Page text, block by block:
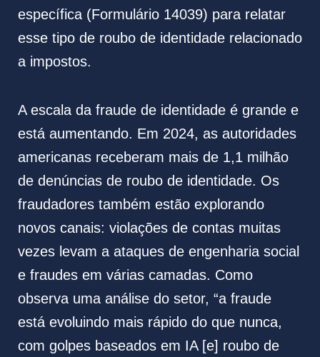
específica (Formulário 14039) para relatar
esse tipo de roubo de identidade relacionado
a impostos.
A escala da fraude de identidade é grande e
está aumentando. Em 2024, as autoridades
americanas receberam mais de 1,1 milhão
de denúncias de roubo de identidade. Os
fraudadores também estão explorando
novos canais: violações de contas muitas
vezes levam a ataques de engenharia social
e fraudes em várias camadas. Como
observa uma análise do setor, “a fraude
está evoluindo mais rápido do que nunca,
com golpes baseados em IA [e] roubo de